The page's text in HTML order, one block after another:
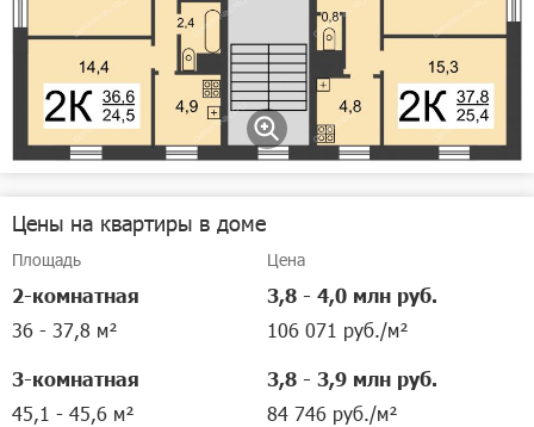
Цены на квартиры в доме
Площадь Цена
2-комнатная
36 - 37,8 м²
3,8 - 4,0 млн руб.
106 071 руб./м²
3-комнатная
45,1 - 45,6 м²
3,8 - 3,9 млн руб.
84 746 руб./м²